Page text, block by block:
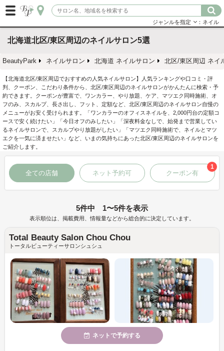
ジャンルを指定 ：ネイル
北海道北区/東区周辺のネイルサロン5選
BeautyPark ネイルサロン 北海道 ネイルサロン 北区/東区周辺 ネイ
【北海道北区/東区周辺でおすすめの人気ネイルサロン】人気ランキングや口コミ・評
判、クーポン、こだわり条件から、北区/東区周辺のネイルサロンがかんたんに検索・予
約できます。クーポンが豊富で、ワンカラー、やり放題、ケア、マツエク同時施術、オ
フのみ、スカルプ、長さ出し、フット、定額など、北区/東区周辺のネイルサロン自慢の
メニューがお安く受けられます。「ワンカラーのオフィスネイルを、2,000円台の定額コ
ースで安く続けたい」「今日オフのみしたい」「深夜料金なしで、始発まで営業してい
るネイルサロンで、スカルプやり放題がしたい」「マツエク同時施術で、ネイルとマツ
エクを一気に済ませたい」など、いまの気持ちにあった北区/東区周辺のネイルサロンを
ご紹介します。
全ての店舗 ネット予約可 クーポン有
1
5件中 1〜5件を表示
表示順位は、掲載費用、情報量などから総合的に決定しています。
Total Beauty Salon Chou Chou
トータルビューティーサロンシュシュ
ネットで予約する